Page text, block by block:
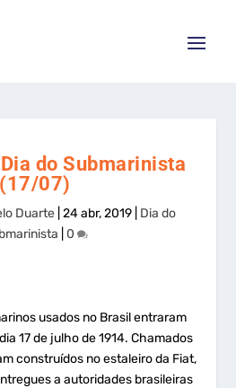
do Submarinista
(17/07)
Duarte| 24 abr, 2019| Dia do
0
usados no Brasil entraram
17 de julho de 1914. Chamados
construídos no estaleiro da Fiat,
a autoridades brasileiras